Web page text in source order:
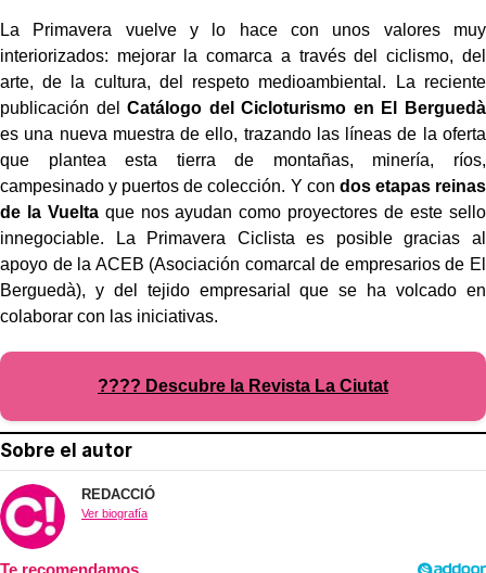
La Primavera vuelve y lo hace con unos valores muy
interiorizados: mejorar la comarca a través del ciclismo, del
arte, de la cultura, del respeto medioambiental. La reciente
publicación del Catálogo del Cicloturismo en El Berguedà
es una nueva muestra de ello, trazando las líneas de la oferta
que plantea esta tierra de montañas, minería, ríos,
campesinado y puertos de colección. Y con dos etapas reinas
de la Vueltaque nos ayudan como proyectores de este sello
innegociable. La Primavera Ciclista es posible gracias al
apoyo de la ACEB (Asociación comarcal de empresarios de El
Berguedà), y del tejido empresarial que se ha volcado en
colaborar con las iniciativas.
???? Descubre la Revista La Ciutat
Sobre el autor
REDACCIÓ
Ver biografía